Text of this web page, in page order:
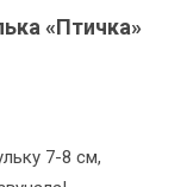
«Птичка»
7-8 см,